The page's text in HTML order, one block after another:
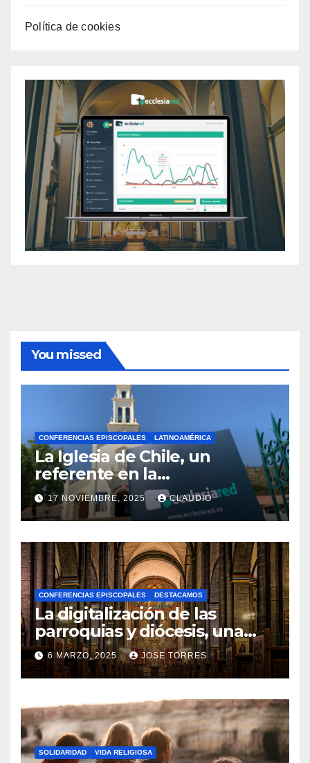
Política de cookies
You missed
CONFERENCIAS EPISCOPALES LATINOAMÉRICA
La Iglesia de Chile, un
referente en la
transformación digital
gracias a Ecclesiared
17 NOVIEMBRE, 2025 CLAUDIO
N
O
H
A
Y
C
O
M
N
T
A
CONFERENCIAS EPISCOPALES DESTACAMOS
La digitalización de las
parroquias y diócesis, una
realidad ya para el futuro de
la Iglesia
6 MARZO, 2025 JOSE TORRES
N
O
H
A
Y
SOLIDARIDAD VIDA RELIGIOSA